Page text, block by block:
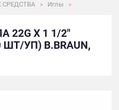
Иглы
22G Х 1 1/2"
УП) B.BRAUN,